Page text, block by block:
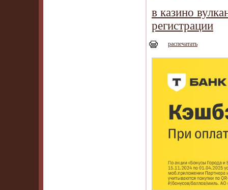
в казино
регистрации
распечатать